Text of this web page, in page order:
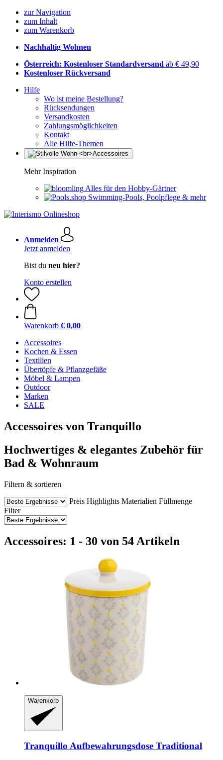
zur Navigation
zum Inhalt
zum Warenkorb
Nachhaltig Wohnen
Österreich: Kostenloser Standardversand ab € 49,90
Kostenloser Rückversand
Hilfe
Wo ist meine Bestellung?
Rücksendungen
Versandkosten
Zahlungsmöglichkeiten
Kontakt
Alle Hilfe-Themen
Mehr Inspiration
Alles für den Hobby-Gärtner
Swimming-Pools, Poolpflege & mehr
Anmelden
Jetzt anmelden
Bist du neu hier?
Konto erstellen
Warenkorb € 0,00
Accessoires
Kochen & Essen
Textilien
Übertöpfe & Pflanzgefäße
Möbel & Lampen
Outdoor
Marken
SALE
Accessoires von Tranquillo
Hochwertiges & elegantes Zubehör für
Bad & Wohnraum
Filtern & sortieren
Preis Highlights Materialien Füllmenge
Filter
Accessoires: 1 - 30 von 54 Artikeln
Warenkorb
Tranquillo Aufbewahrungsdose Traditional